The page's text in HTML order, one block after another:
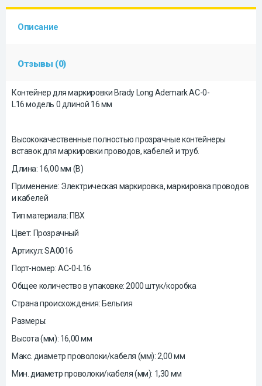
Описание
Отзывы (0)
Контейнер для маркировки Brady Long AdemarkAC-0-
L16модель 0 длиной 16 мм
Высококачественные полностью прозрачные контейнеры
вставок для маркировки проводов, кабелей и труб.
Длина: 16,00 мм (В)
Применение: Электрическая маркировка, маркировка проводов
и кабелей
Тип материала: ПВХ
Цвет: Прозрачный
Артикул: SA0016
Порт-номер: AC-0-L16
Общее количество в упаковке: 2000 штук/коробка
Страна происхождения: Бельгия
Размеры:
Высота (мм): 16,00 мм
Макс. диаметр проволоки/кабеля (мм): 2,00 мм
Мин. диаметр проволоки/кабеля (мм): 1,30 мм